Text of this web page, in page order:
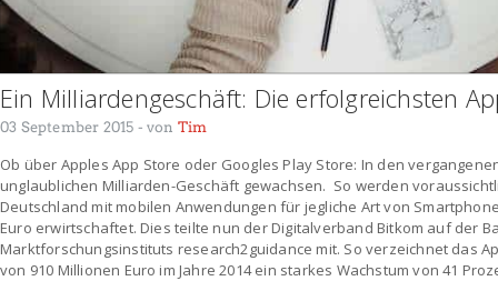
Ein Milliardengeschäft: Die erfolgreichsten
03 September 2015 - von Tim
Ob über Apples App Store oder Googles Play Store: In den
unglaublichen Milliarden-Geschäft gewachsen. So werden
Deutschland mit mobilen Anwendungen für jegliche Art von
Euro erwirtschaftet. Dies teilte nun der Digitalverband Bitkom auf der
Marktforschungsinstituts research2guidance mit. So verzeichnet das
von 910 Millionen Euro im Jahre 2014 ein starkes Wachstum von 41